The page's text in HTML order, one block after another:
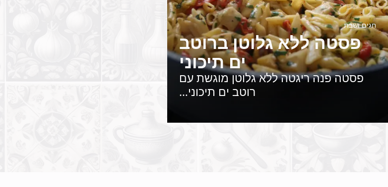
פסטה ללא גלוטן ברוטב
ים תיכוני
חגים ושבת
פסטה פנה ריגטה ללא גלוטן מוגשת עם
רוטב ים תיכוני…